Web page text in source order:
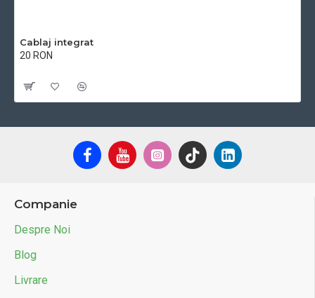
Cablaj integrat
20 RON
Companie
Despre Noi
Blog
Livrare